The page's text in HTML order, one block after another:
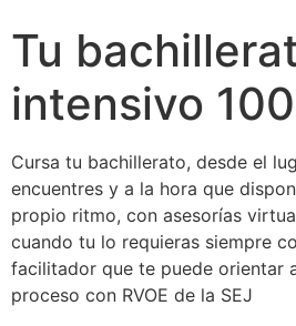
Tu
intensivo
Cursa tu bachillerato, desde el
encuentres y a la hora que
propio ritmo, con asesorías
cuando tu lo requieras siempre
facilitador que te puede orientar
proceso con RVOE de la SEJ